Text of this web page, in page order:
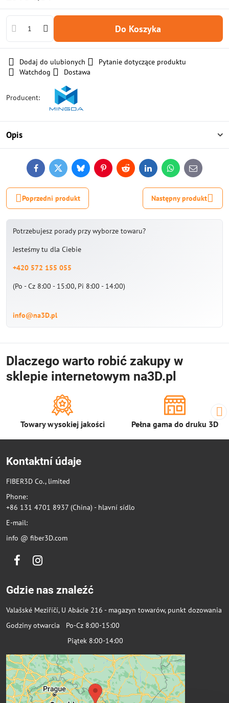
Do Koszyka
Dodaj do ulubionych
Pytanie dotyczące produktu
Watchdog
Dostawa
Producent:
Opis
FacebookTwitterBlueskyPinterestReddit LinkedInWhatsApp
E-
mail
Poprzedni produkt Następny produkt
Potrzebujesz porady przy wyborze towaru?
Jesteśmy tu dla Ciebie
+420 572 155 055
(Po - Cz 8:00 - 15:00, Pi 8:00 - 14:00)
info@na3D.pl
Dlaczego warto robić zakupy w
sklepie internetowym na3D.pl
Towary wysokiej jakości Pełna gama do druku 3D
Kontaktní údaje
FIBER3D Co., limited
Phone:
+86 131 4701 8937 (China) - hlavní sídlo
E-mail:
info @ fiber3D.com
FacebookInstagram
Gdzie nas znaleźć
Valašské Meziříčí, U Abácie 216 - magazyn towarów, punkt dozowania
Godziny otwarcia Po-Cz 8:00-15:00
Piątek 8:00-14:00